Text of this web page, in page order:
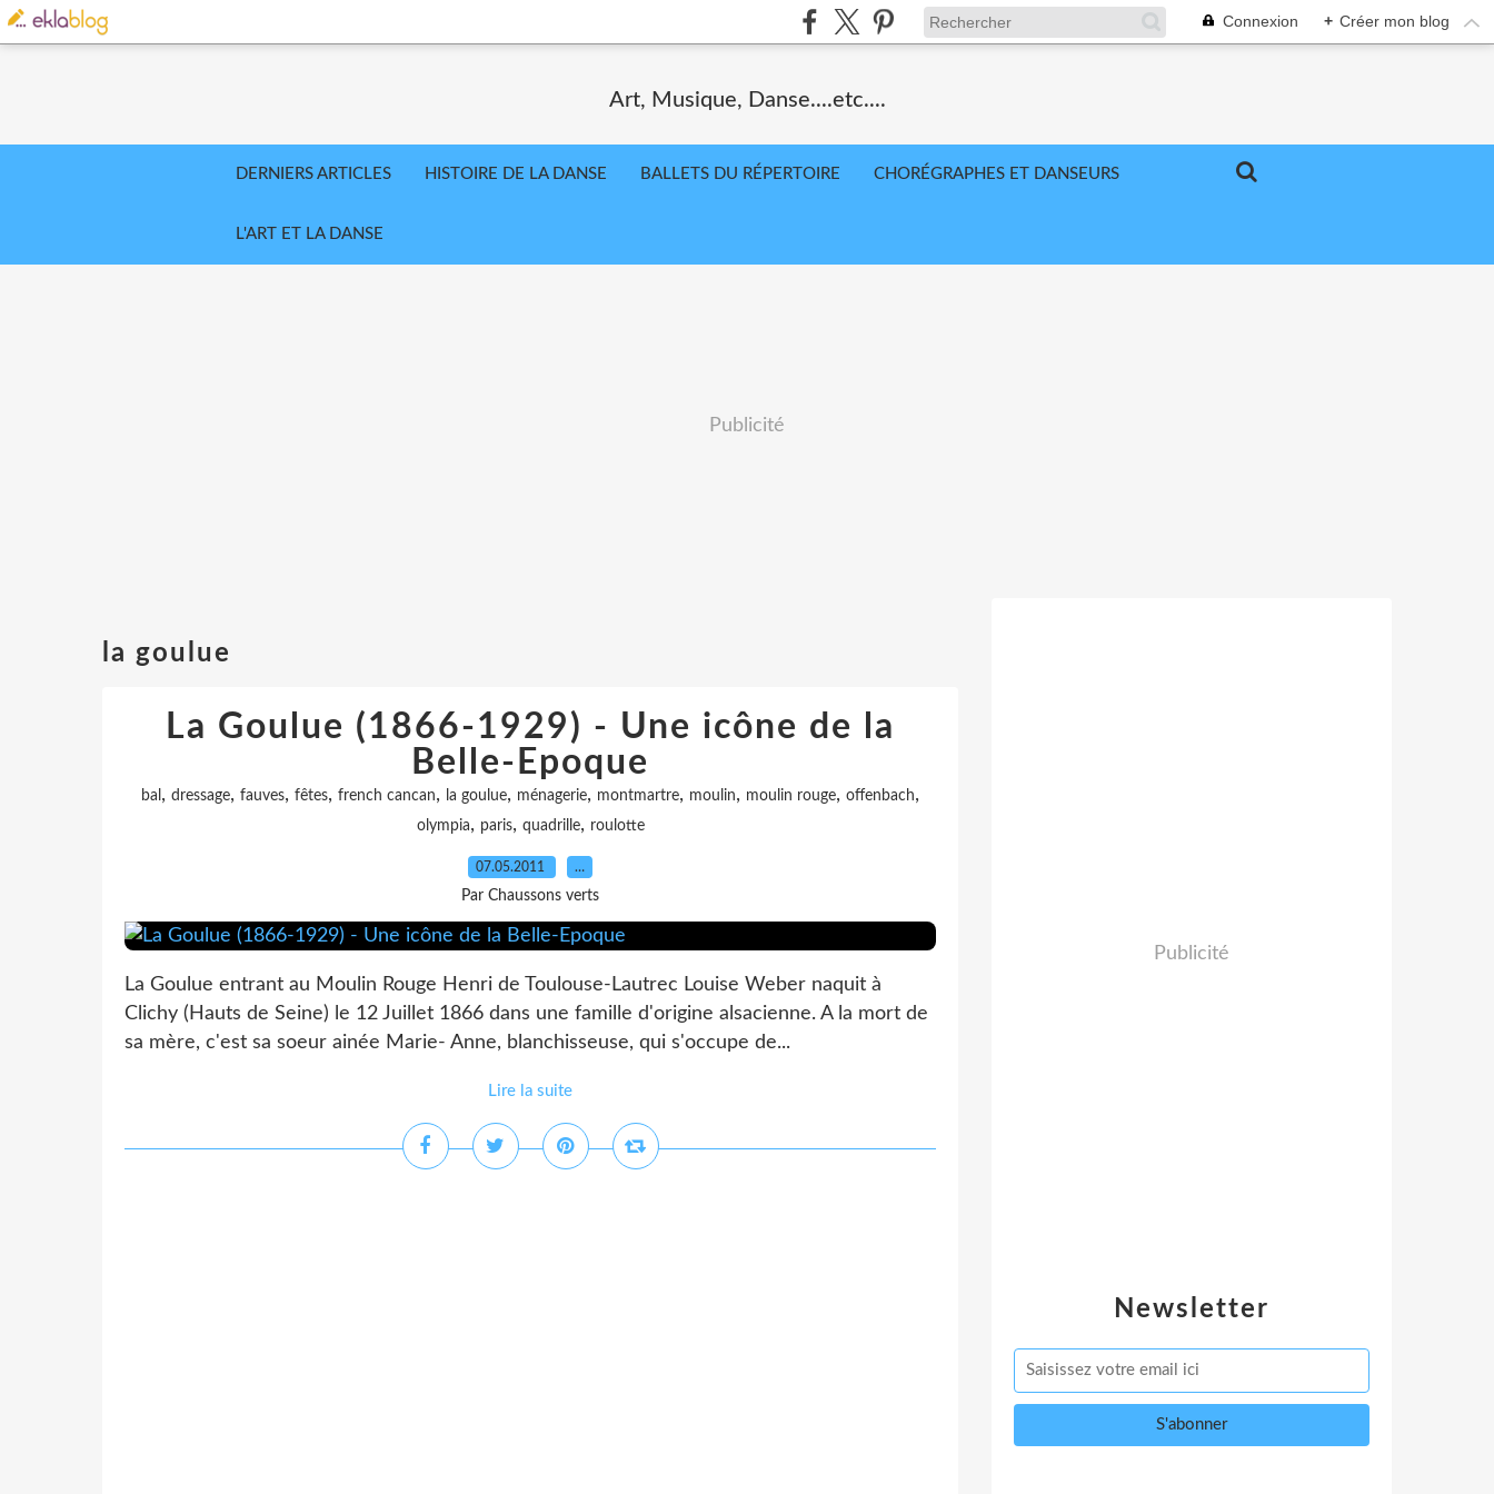
Connexion + Créer mon blog
Art, Musique, Danse....etc....
DERNIERS ARTICLES HISTOIRE DE LA DANSE BALLETS DU RÉPERTOIRE CHORÉGRAPHES ET DANSEURS
L'ART ET LA DANSE
Publicité
la goulue
La Goulue (1866-1929) - Une icône de la
Belle-Epoque
bal , dressage, fauves, fêtes, french cancan, la goulue, ménagerie, montmartre, moulin, moulin rouge, offenbach,
olympia, paris, quadrille, roulotte
07.05.2011 …
Par Chaussons verts
La Goulue entrant au Moulin Rouge Henri de Toulouse-Lautrec Louise Weber naquit à
Clichy (Hauts de Seine) le 12 Juillet 1866 dans une famille d'origine alsacienne. A la mort de
sa mère, c'est sa soeur ainée Marie- Anne, blanchisseuse, qui s'occupe de...
Lire la suite
Newsletter
Publicité